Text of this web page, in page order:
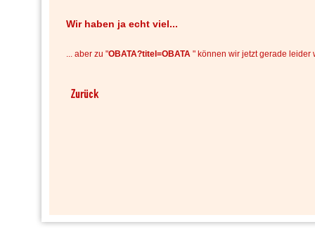
Wir haben ja echt viel...
... aber zu "OBATA?titel=OBATA " können wir jetzt gerade leider